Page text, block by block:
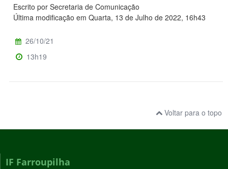
Escrito por Secretaria de Comunicação
Última modificação em Quarta, 13 de Julho de 2022, 16h43
26/10/21
13h19
Voltar para o topo
IF Farroupilha